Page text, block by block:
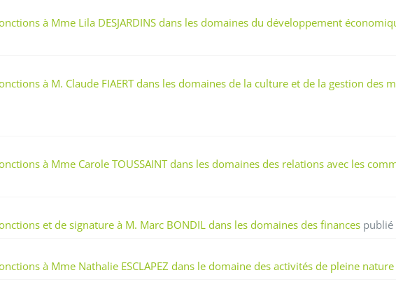
à Mme Lila DESJARDINS dans les domaines du développement
à M. Claude FIAERT dans les domaines de la culture et de la gestion des
à Mme Carole TOUSSAINT dans les domaines des relations avec les
et de signature à M. Marc BONDIL dans les domaines des finances
à Mme Nathalie ESCLAPEZ dans le domaine des activités de pleine nature